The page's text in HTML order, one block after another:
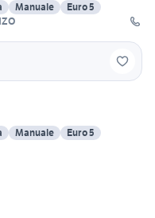
Manuale
Euro 5
Manuale Euro 5